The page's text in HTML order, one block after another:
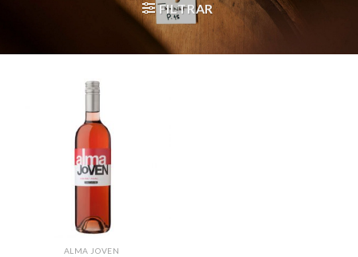
FILTRAR
ALMA JOVEN